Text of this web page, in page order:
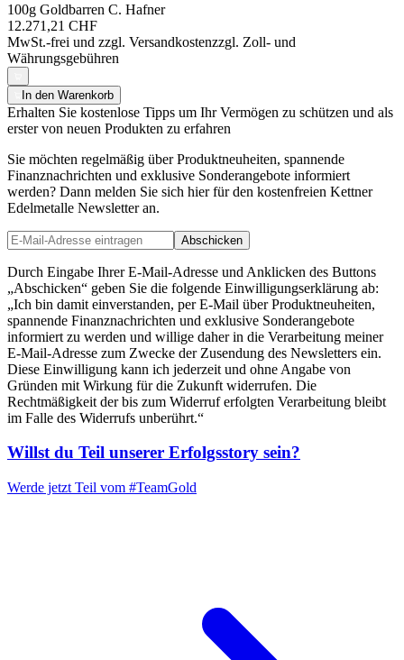
100g Goldbarren C. Hafner
12.271,21 CHF
MwSt.-frei und zzgl. Versandkostenzzgl. Zoll- und
Währungsgebühren
In den Warenkorb
Erhalten Sie kostenlose Tipps um Ihr Vermögen zu schützen und als
erster von neuen Produkten zu erfahren
Sie möchten regelmäßig über Produktneuheiten, spannende
Finanznachrichten und exklusive Sonderangebote informiert
werden? Dann melden Sie sich hier für den kostenfreien Kettner
Edelmetalle Newsletter an.
Abschicken
Durch Eingabe Ihrer E-Mail-Adresse und Anklicken des Buttons
„Abschicken“ geben Sie die folgende Einwilligungserklärung ab:
„Ich bin damit einverstanden, per E-Mail über Produktneuheiten,
spannende Finanznachrichten und exklusive Sonderangebote
informiert zu werden und willige daher in die Verarbeitung meiner
E-Mail-Adresse zum Zwecke der Zusendung des Newsletters ein.
Diese Einwilligung kann ich jederzeit und ohne Angabe von
Gründen mit Wirkung für die Zukunft widerrufen. Die
Rechtmäßigkeit der bis zum Widerruf erfolgten Verarbeitung bleibt
im Falle des Widerrufs unberührt.“
Willst du Teil unserer Erfolgsstory sein?
Werde jetzt Teil vom #TeamGold